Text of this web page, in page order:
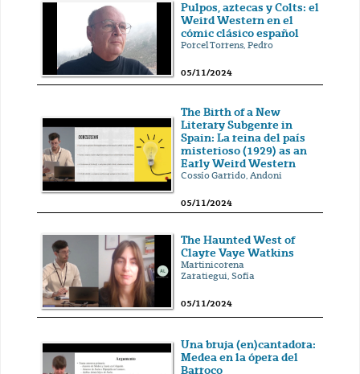
Pulpos, aztecas y Colts: el
Weird Western en el
cómic clásico español
Porcel Torrens, Pedro
05/11/2024
The Birth of a New
Literary Subgenre in
Spain: La reina del país
misterioso (1929) as an
Early Weird Western
Cossío Garrido, Andoni
05/11/2024
The Haunted West of
Clayre Vaye Watkins
Martinicorena
Zaratiegui, Sofía
05/11/2024
Una bruja (en)cantadora:
Medea en la ópera del
Barroco